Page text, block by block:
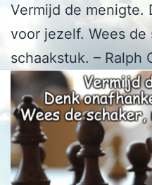
Vermijd de menigte.
voor jezelf. Wees
schaakstuk. – Ralph